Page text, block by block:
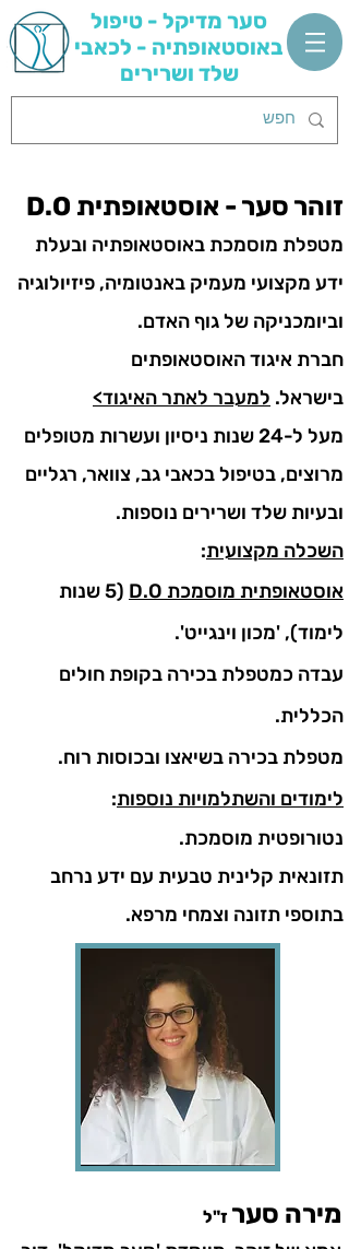
סער מדיקל - טיפול
באוסטאופתיה - לכאבי
שלד ושרירים
זוהר סער - אוסטאופתית D.O
מטפלת מוסמכת באוסטאופתיה ובעלת
ידע מקצועי מעמיק באנטומיה, פיזיולוגיה
וביומכניקה של גוף האדם.
חברת איגוד האוסטאופתים
בישראל. למעבר לאתר האיגוד>
מעל ל-24 שנות ניסיון ועשרות מטופלים
מרוצים, בטיפול בכאבי גב, צוואר, רגליים
ובעיות שלד ושרירים נוספות.
השכלה מקצועית:
אוסטאופתית מוסמכת D.O
(5 שנות
לימוד), 'מכון וינגייט'.
עבדה כמטפלת בכירה בקופת חולים
הכללית.
מטפלת בכירה בשיאצו ובכוסות רוח.
לימודים והשתלמויות נוספות:
נטורופטית מוסמכת.
תזונאית קלינית טבעית עם ידע נרחב
בתוספי תזונה וצמחי מרפא.
מירה סער ז"ל